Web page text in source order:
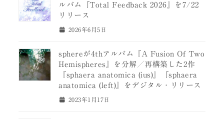
ルバム『Total Feedback 2026』を7/22
リリース
2026年6月5日
sphereが4thアルバム『A Fusion Of Two
Hemispheres』を分解／再構築した2作
『sphaera anatomica (ius)』『sphaera
anatomica (left)』をデジタル・リリース
2023年1月17日